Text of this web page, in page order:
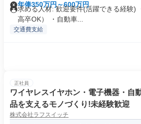
年俸350万円～600万円
求める人材: 歓迎要件(活躍できる経験)
高卒OK） ・自動車...
交通費支給
正社員
ワイヤレスイヤホン・電子機器・自
品を支えるモノづくり!未経験歓迎
株式会社ラフスイッチ